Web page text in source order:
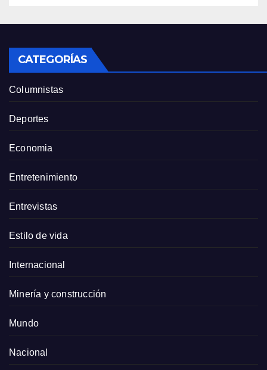
CATEGORÍAS
Columnistas
Deportes
Economia
Entretenimiento
Entrevistas
Estilo de vida
Internacional
Minería y construcción
Mundo
Nacional